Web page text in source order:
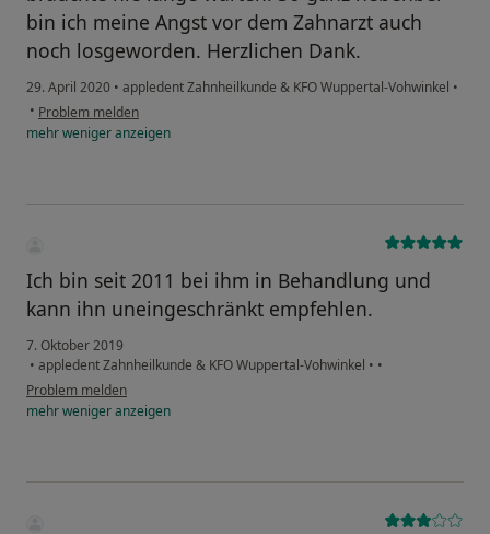
bin ich meine Angst vor dem Zahnarzt auch
noch losgeworden. Herzlichen Dank.
29. April 2020 • appledent Zahnheilkunde & KFO Wuppertal-Vohwinkel •
• Problem melden
mehrwenigeranzeigen
Ich bin seit 2011 bei ihm in Behandlung und
kann ihn uneingeschränkt empfehlen.
7. Oktober 2019
• appledent Zahnheilkunde & KFO Wuppertal-Vohwinkel • •
Problem melden
mehrwenigeranzeigen